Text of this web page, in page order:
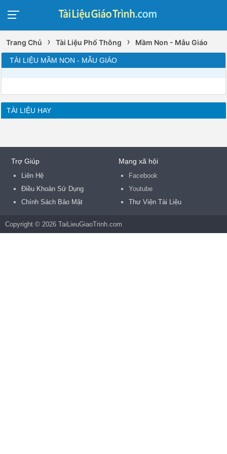
Trang Chủ › Tài Liệu Phổ Thông › Mầm Non - Mẫu Giáo
TÀI LIỆU MẦM NON - MẪU GIÁO
TÀI LIỆU HAY
Trợ Giúp
Liên Hệ
Điều Khoản Sử Dụng
Chính Sách Bảo Mật
Mạng xã hội
Facebook
Youtube
Thư Viện Tài Liệu
Copyright © 2026 TaiLieuGiaoTrinh.com